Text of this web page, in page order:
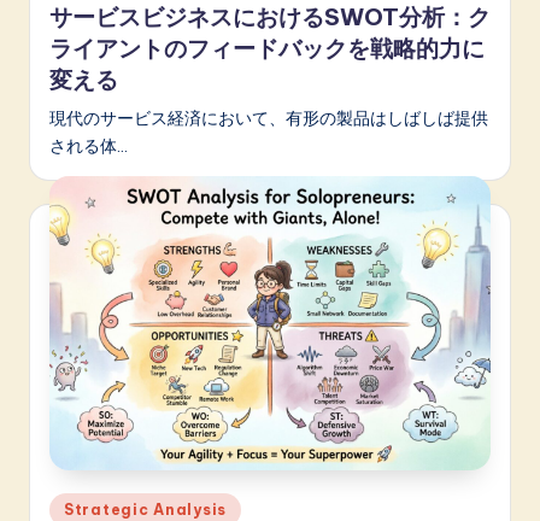
サービスビジネスにおけるSWOT分析：ク
ライアントのフィードバックを戦略的力に
変える
現代のサービス経済において、有形の製品はしばしば提供
される体…
Posted
Strategic Analysis